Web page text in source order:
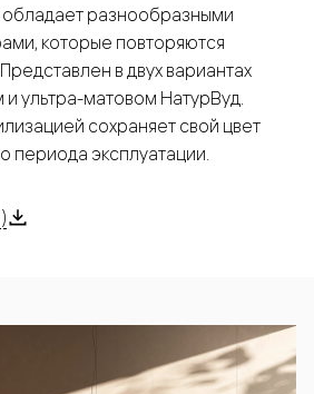
разнообразными
которые повторяются
в двух вариантах
ультра-матовом НатурВуд.
сохраняет свой цвет
периода эксплуатации.